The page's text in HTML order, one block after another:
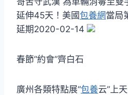
延伸45天！美國包養網當局
延期2020-02-14
春節“約會”齊白石
廣州各類特點展“包養云”上